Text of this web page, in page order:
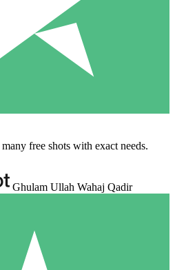
free shots with exact needs.
Ghulam Ullah Wahaj Qadir